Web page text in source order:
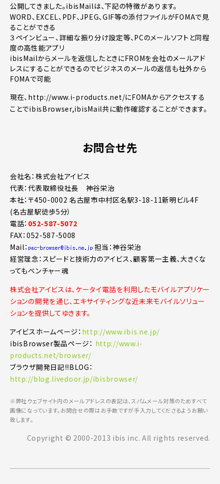
公開してきました。ibisMailは、下記の特徴があります。
WORD、EXCEL、PDF、JPEG、GIF等の添付ファイルがFOMAで見
ることができる
３ペインビュー、詳細な振り分け設定等、PCのメールソフトと同程
度の高性能アプリ
ibisMailからメールを返信したときにFROMを会社のメールアド
レスにすることができるのでビジネスのメールの返信も社外から
FOMAで可能
現在、http://www.i-products.net/にFOMAからアクセスする
ことでibisBrowser,ibisMail共に動作確認することができます。
お問合せ先
会社名：株式会社アイビス
代表：代表取締役社長 神谷栄治
本社：〒450-0002 名古屋市中村区名駅3-18-11新明ビル4F
(名古屋駅徒歩5分）
電話： 052-587-5072
FAX：052-587-5008
Mail：
担当：神谷栄治
経営理念：スピードと技術力のアイビス、顧客第一主義、大きくな
ってもベンチャー魂
株式会社アイビスは、ケータイ電話を利用したモバイルアプリケー
ションの開発を通じ、エキサイティングな近未来モバイルソリュー
ションを提供してゆきます。
アイビスホームページ： http://www.ibis.ne.jp/
ibisBrowser製品ページ： http://www.i-
products.net/browser/
ブラウザ開発日記!!BLOG：
http://blog.livedoor.jp/ibisbrowser/
※弊社ウェブサイト内のメールアドレスの表記は、スパムメール対策のためすべて
画像になっています。お問合せの際はお手数ですが手入力してくださるようお願い
致します。
Copyright © 2000-2013 ibis inc. All rights reserved.